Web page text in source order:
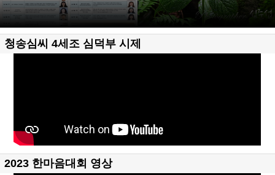
청송심씨 4세조 심덕부 시제
2023 한마음대회 영상